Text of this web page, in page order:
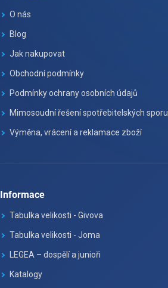
O nás
Blog
Jak nakupovat
Obchodní podmínky
Podmínky ochrany osobních údajů
Mimosoudní řešení spotřebitelských sporu
Výměna, vrácení a reklamace zboží
Informace
Tabulka velikosti - Givova
Tabulka velikosti - Joma
LEGEA – dospělí a junioři
Katalogy